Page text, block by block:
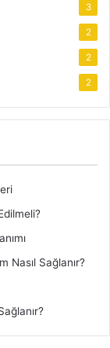
3
2
2
2
Nasıl Sağlanır?